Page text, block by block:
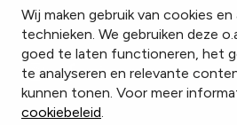
Wij maken gebruik van cookies
technieken. We gebruiken deze
goed te laten functioneren, het
te analyseren en relevante
kunnen tonen. Voor meer
cookiebeleid.
InstagramFacebookLinkedIn